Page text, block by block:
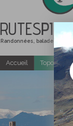
RUTES
Randonnées, balades et
Accueil Topo-